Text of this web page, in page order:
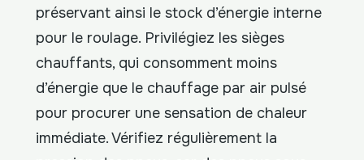
préservant ainsi le stock d’énergie interne
pour le roulage. Privilégiez les sièges
chauffants, qui consomment moins
d’énergie que le chauffage par air pulsé
pour procurer une sensation de chaleur
immédiate. Vérifiez régulièrement la